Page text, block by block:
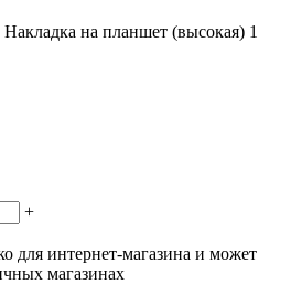
на планшет (высокая) 1
+
для интернет-магазина и может
магазинах